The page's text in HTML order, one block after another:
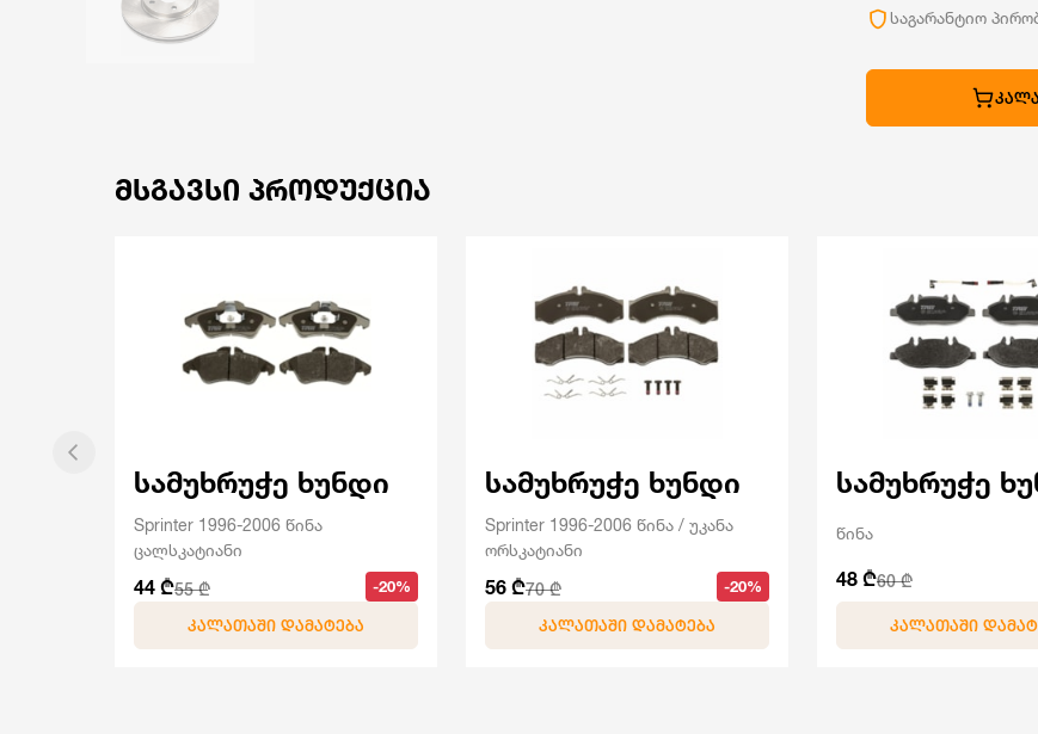
საგარანტიო
ᲛᲡᲒᲐᲕᲡᲘ ᲞᲠᲝᲓᲣᲥᲪᲘᲐ
სამუხრუჭე ხუნდი
Sprinter 1996-2006 წინა
ცალსკატიანი
44 ₾55 ₾ -20%
ᲙᲐᲚᲐᲗᲐᲨᲘ ᲓᲐᲛᲐᲢᲔᲑᲐ
სამუხრუჭე ხუნდი
Sprinter 1996-2006 წინა / უკანა
ორსკატიანი
56 ₾70 ₾ -20%
ᲙᲐᲚᲐᲗᲐᲨᲘ ᲓᲐᲛᲐᲢᲔᲑᲐ
სამუხრუჭე
წინა
48 ₾60 ₾
ᲙᲐᲚᲐᲗᲐᲨᲘ